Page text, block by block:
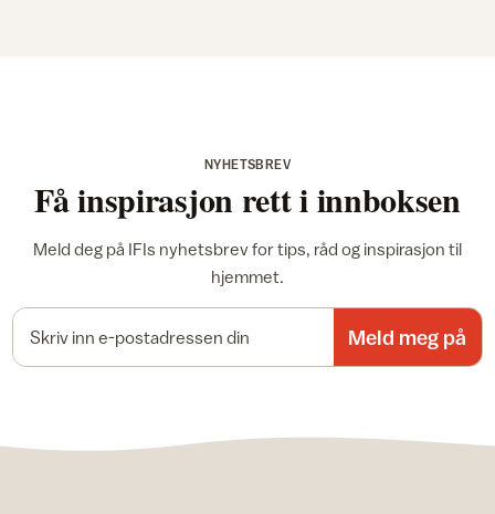
NYHETSBREV
Få inspirasjon rett i innboksen
Meld deg på IFIs nyhetsbrev for tips, råd og inspirasjon til
hjemmet.
Meld meg på